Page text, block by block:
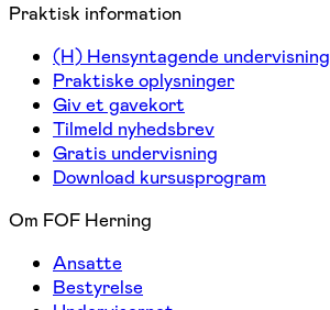
Praktisk information
(H) Hensyntagende undervisning
Praktiske oplysninger
Giv et gavekort
Tilmeld nyhedsbrev
Gratis undervisning
Download kursusprogram
Om FOF Herning
Ansatte
Bestyrelse